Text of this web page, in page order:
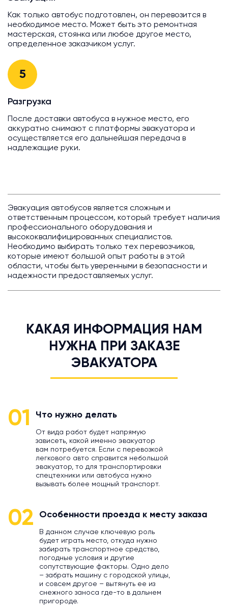
Как только автобус подготовлен, он перевозится в
необходимое место. Может быть это ремонтная
мастерская, стоянка или любое другое место,
определенное заказчиком услуг.
5
Разгрузка
После доставки автобуса в нужное место, его
аккуратно снимают с платформы эвакуатора и
осуществляется его дальнейшая передача в
надлежащие руки.
Эвакуация автобусов является сложным и
ответственным процессом, который требует наличия
профессионального оборудования и
высококвалифицированных специалистов.
Необходимо выбирать только тех перевозчиков,
которые имеют большой опыт работы в этой
области, чтобы быть уверенными в безопасности и
надежности предоставляемых услуг.
КАКАЯ ИНФОРМАЦИЯ НАМ
НУЖНА ПРИ ЗАКАЗЕ
ЭВАКУАТОРА
01 Что нужно делать
От вида работ будет напрямую
зависеть, какой именно эвакуатор
вам потребуется. Если с перевозкой
легкового авто справится небольшой
эвакуатор, то для транспортировки
спецтехники или автобуса нужно
вызывать более мощный транспорт.
02 Особенности проезда к месту заказа
В данном случае ключевую роль
будет играть место, откуда нужно
забирать транспортное средство,
погодные условия и другие
сопутствующие факторы. Одно дело
– забрать машину с городской улицы,
и совсем другое – вытянуть ее из
снежного заноса где-то в дальнем
пригороде.